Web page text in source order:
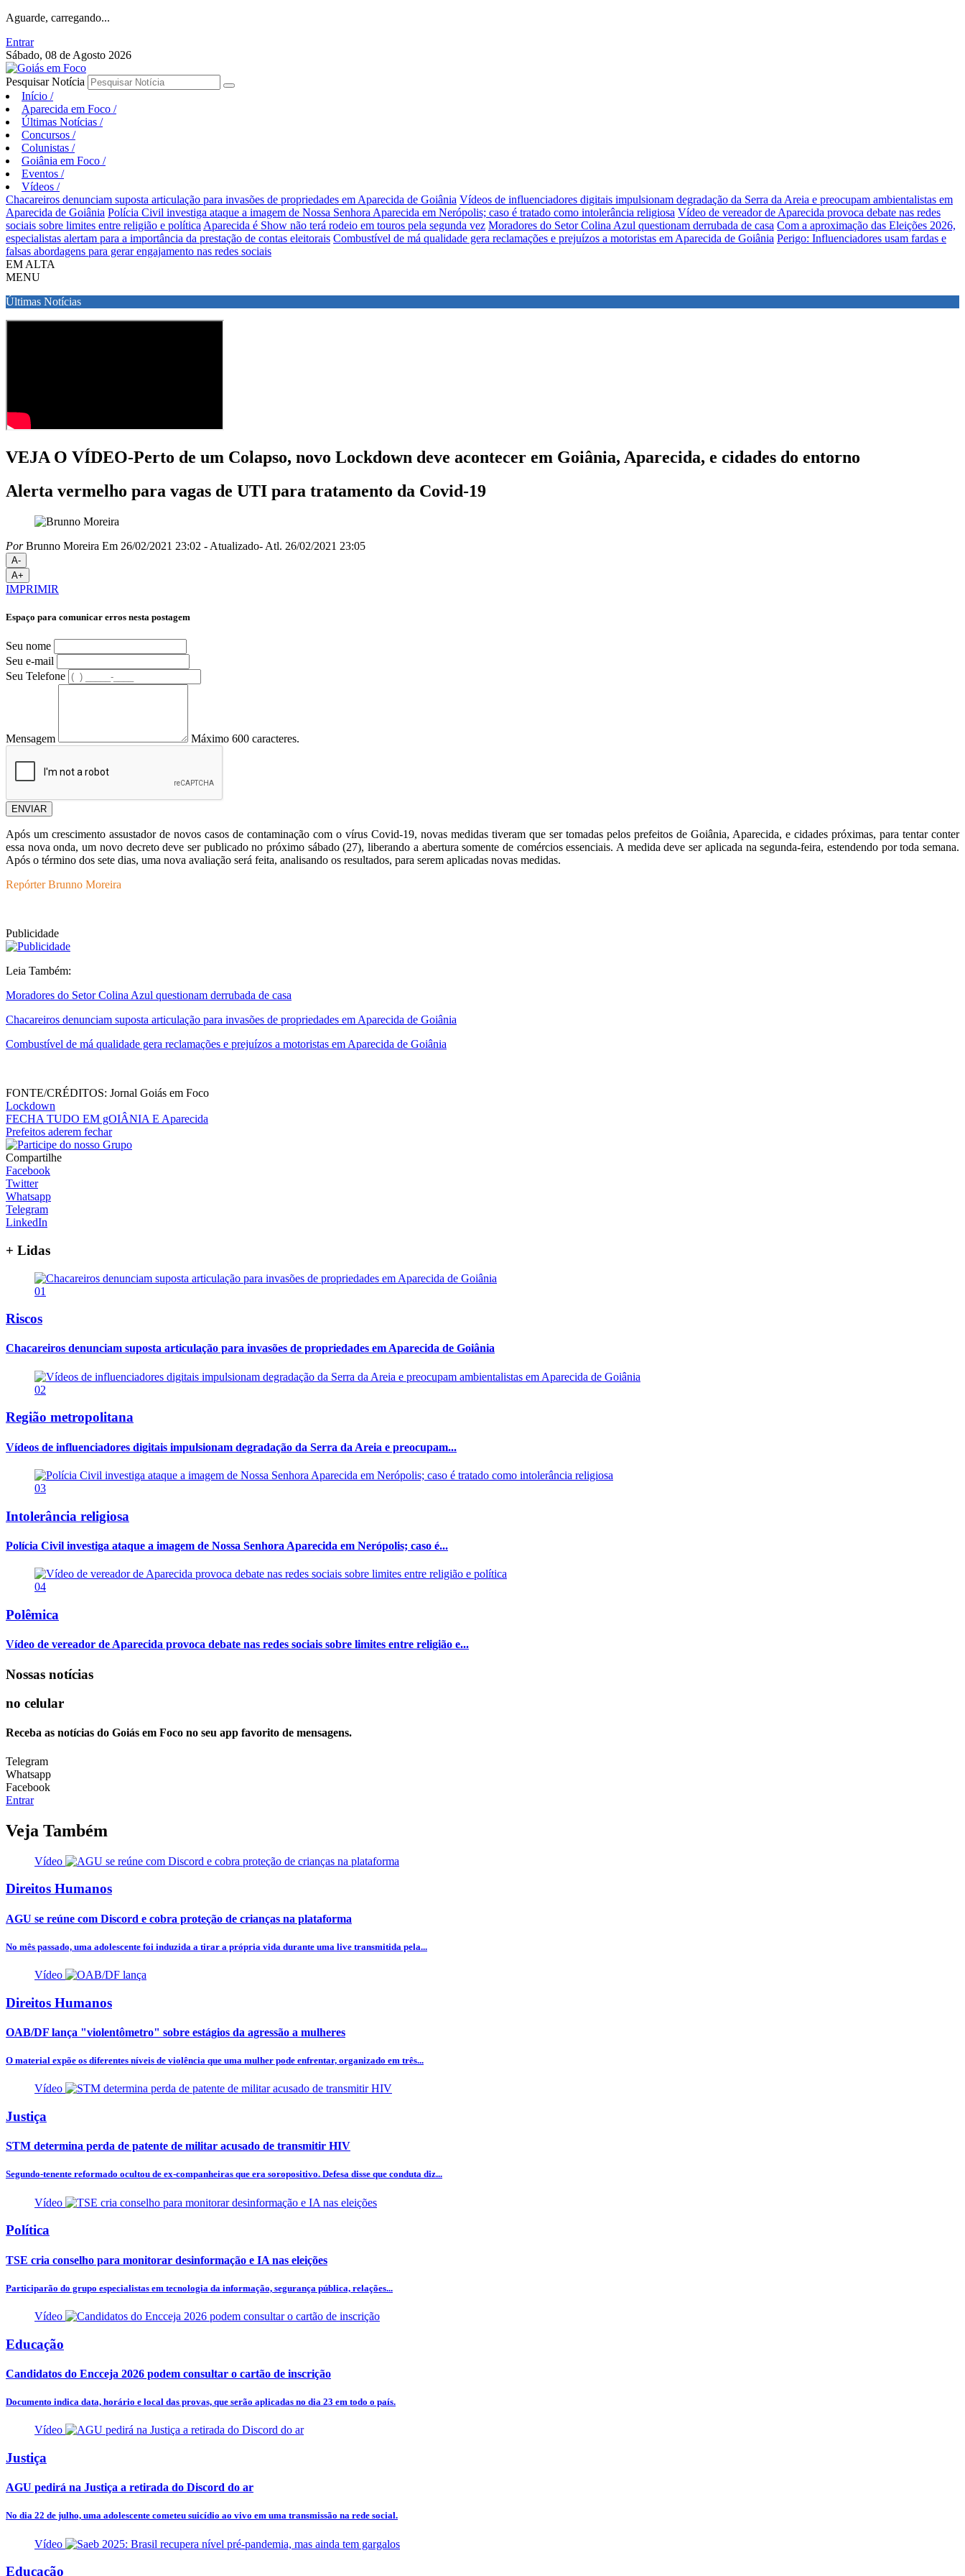
Aguarde, carregando...
Entrar
Sábado, 08 de Agosto 2026
Pesquisar Notícia
Início /
Aparecida em Foco /
Últimas Notícias /
Concursos /
Colunistas /
Goiânia em Foco /
Eventos /
Vídeos /
Chacareiros denunciam suposta articulação para invasões de propriedades em Aparecida de Goiânia Vídeos de influenciadores digitais impulsionam degradação da Serra da Areia e preocupam ambientalistas em
Aparecida de Goiânia Polícia Civil investiga ataque a imagem de Nossa Senhora Aparecida em Nerópolis; caso é tratado como intolerância religiosa Vídeo de vereador de Aparecida provoca debate nas redes
sociais sobre limites entre religião e política Aparecida é Show não terá rodeio em touros pela segunda vez Moradores do Setor Colina Azul questionam derrubada de casa Com a aproximação das Eleições 2026,
especialistas alertam para a importância da prestação de contas eleitorais Combustível de má qualidade gera reclamações e prejuízos a motoristas em Aparecida de Goiânia Perigo: Influenciadores usam fardas e
falsas abordagens para gerar engajamento nas redes sociais
EM ALTA
MENU
Últimas Notícias
VEJA O VÍDEO-Perto de um Colapso, novo Lockdown deve acontecer em Goiânia, Aparecida, e cidades do entorno
Alerta vermelho para vagas de UTI para tratamento da Covid-19
PorBrunno Moreira Em 26/02/2021 23:02 - Atualizado- Atl. 26/02/2021 23:05
A-
A+
IMPRIMIR
Espaço para comunicar erros nesta postagem
Seu nome
Seu e-mail
Seu Telefone
Mensagem Máximo 600 caracteres.
ENVIAR
Após um crescimento assustador de novos casos de contaminação com o vírus Covid-19, novas medidas tiveram que ser tomadas pelos prefeitos de Goiânia, Aparecida, e cidades próximas, para tentar conter
essa nova onda, um novo decreto deve ser publicado no próximo sábado (27), liberando a abertura somente de comércios essenciais. A medida deve ser aplicada na segunda-feira, estendendo por toda semana.
Após o término dos sete dias, uma nova avaliação será feita, analisando os resultados, para serem aplicadas novas medidas.
Repórter Brunno Moreira
Publicidade
Leia Também:
Moradores do Setor Colina Azul questionam derrubada de casa
Chacareiros denunciam suposta articulação para invasões de propriedades em Aparecida de Goiânia
Combustível de má qualidade gera reclamações e prejuízos a motoristas em Aparecida de Goiânia
FONTE/CRÉDITOS: Jornal Goiás em Foco
Lockdown
FECHA TUDO EM gOIÂNIA E Aparecida
Prefeitos aderem fechar
Compartilhe
Facebook
Twitter
Whatsapp
Telegram
LinkedIn
+ Lidas
01
Riscos
Chacareiros denunciam suposta articulação para invasões de propriedades em Aparecida de Goiânia
02
Região metropolitana
Vídeos de influenciadores digitais impulsionam degradação da Serra da Areia e preocupam...
03
Intolerância religiosa
Polícia Civil investiga ataque a imagem de Nossa Senhora Aparecida em Nerópolis; caso é...
04
Polêmica
Vídeo de vereador de Aparecida provoca debate nas redes sociais sobre limites entre religião e...
Nossas notícias
no celular
Receba as notícias do Goiás em Foco no seu app favorito de mensagens.
Telegram
Whatsapp
Facebook
Entrar
Veja Também
Vídeo
Direitos Humanos
AGU se reúne com Discord e cobra proteção de crianças na plataforma
No mês passado, uma adolescente foi induzida a tirar a própria vida durante uma live transmitida pela...
Vídeo
Direitos Humanos
OAB/DF lança "violentômetro" sobre estágios da agressão a mulheres
O material expõe os diferentes níveis de violência que uma mulher pode enfrentar, organizado em três...
Vídeo
Justiça
STM determina perda de patente de militar acusado de transmitir HIV
Segundo-tenente reformado ocultou de ex-companheiras que era soropositivo. Defesa disse que conduta diz...
Vídeo
Política
TSE cria conselho para monitorar desinformação e IA nas eleições
Participarão do grupo especialistas em tecnologia da informação, segurança pública, relações...
Vídeo
Educação
Candidatos do Encceja 2026 podem consultar o cartão de inscrição
Documento indica data, horário e local das provas, que serão aplicadas no dia 23 em todo o país.
Vídeo
Justiça
AGU pedirá na Justiça a retirada do Discord do ar
No dia 22 de julho, uma adolescente cometeu suicídio ao vivo em uma transmissão na rede social.
Vídeo
Educação